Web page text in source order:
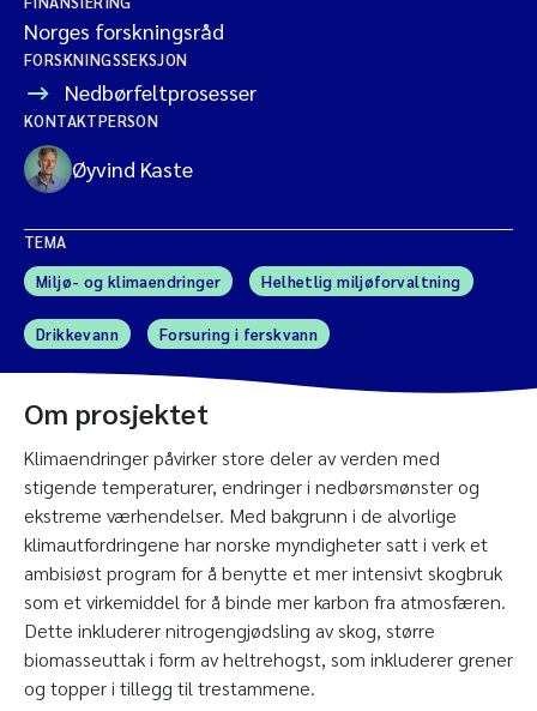
Norges forskningsråd
FORSKNINGSSEKSJON
Nedbørfeltprosesser
KONTAKTPERSON
Øyvind Kaste
TEMA
Miljø- og klimaendringer
Helhetlig miljøforvaltning
Drikkevann Forsuring i ferskvann
Om prosjektet
Klimaendringer påvirker store deler av verden med
stigende temperaturer, endringer i nedbørsmønster og
ekstreme værhendelser. Med bakgrunn i de alvorlige
klimautfordringene har norske myndigheter satt i verk et
ambisiøst program for å benytte et mer intensivt skogbruk
som et virkemiddel for å binde mer karbon fra atmosfæren.
Dette inkluderer nitrogengjødsling av skog, større
biomasseuttak i form av heltrehogst, som inkluderer grener
og topper i tillegg til trestammene.